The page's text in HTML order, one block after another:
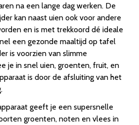
na een lange dag werken. De
kan naast uien ook voor andere
en is met trekkoord dé ideale
een gezonde maaltijd op tafel
is voorzien van slimme
je in snel uien, groenten, fruit, en
is door de afsluiting van het
geeft je een supersnelle
groenten, noten en vlees in